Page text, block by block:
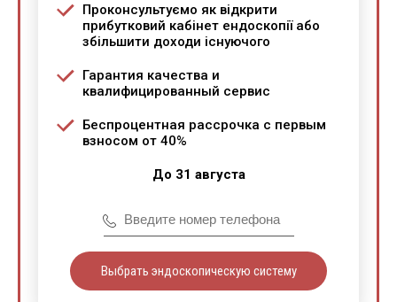
Проконсультуємо як відкрити
прибутковий кабінет ендоскопії або
збільшити доходи існуючого
Гарантия качества и
квалифицированный сервис
Беспроцентная рассрочка с первым
взносом от 40%
До 31 августа
Выбрать эндоскопическую систему